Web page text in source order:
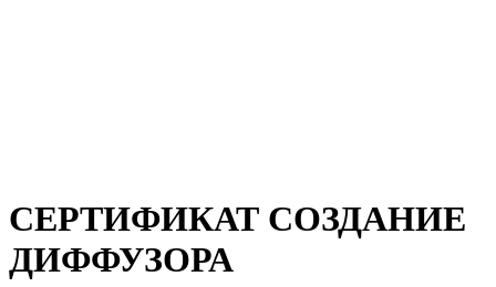
СЕРТИФИКАТ СОЗДАНИЕ
ДИФФУЗОРА